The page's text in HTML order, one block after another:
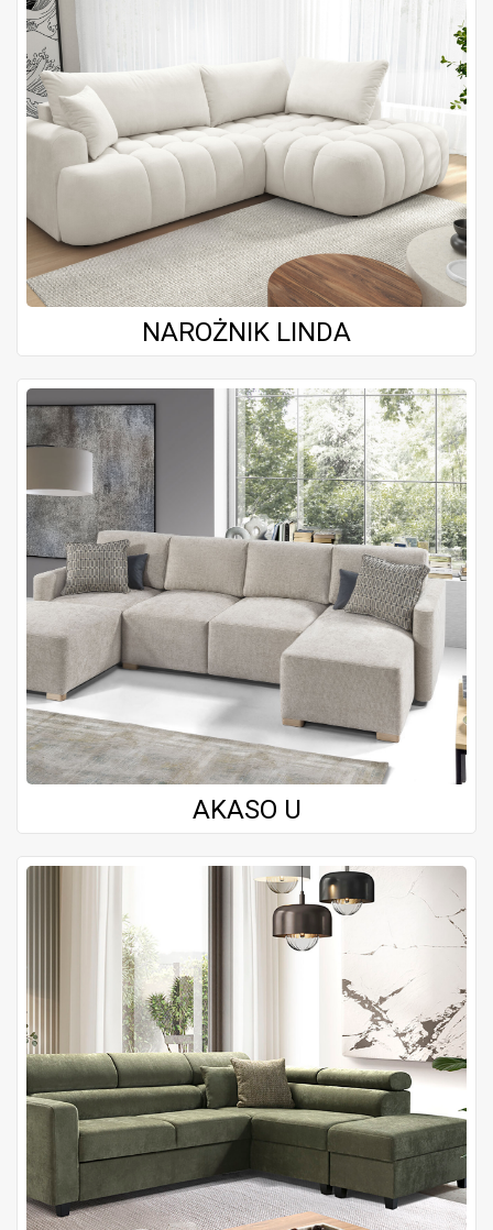
NAROŻNIK LINDA
AKASO U